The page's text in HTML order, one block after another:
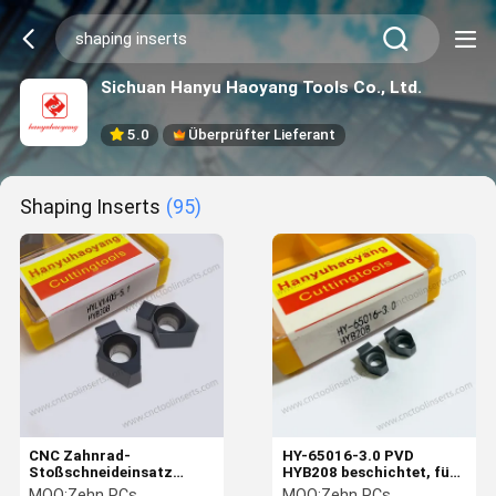
Sichuan Hanyu Haoyang Tools Co., Ltd.
5.0 Überprüfter Lieferant
Shaping Inserts (95)
CNC Zahnrad-
Stoßschneideinsatz
HYLV1405-5.1 – PVD
HY-65016-3.0 PVD
HYB208 beschichtet, für
harte Materialien (ausg.